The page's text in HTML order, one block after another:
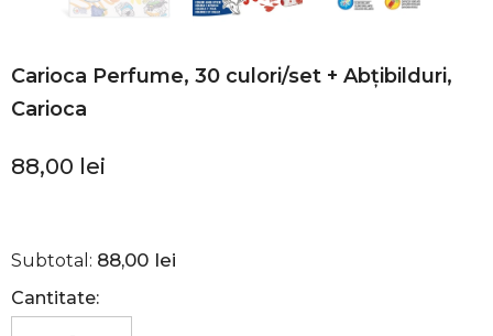
Carioca Perfume, 30 culori/set + Abțibilduri,
Carioca
88,00 lei
Subtotal: 88,00 lei
Cantitate: